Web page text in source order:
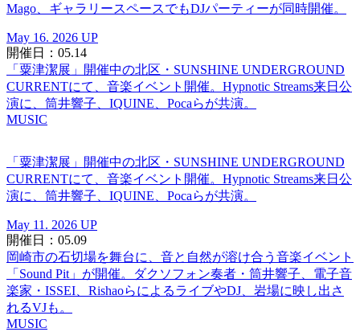
Mago、ギャラリースペースでもDJパーティーが同時開催。
May 16. 2026 UP
開催日：05.14
「粟津潔展」開催中の北区・SUNSHINE UNDERGROUND
CURRENTにて、音楽イベント開催。Hypnotic Streams来日公
演に、筒井響子、IQUINE、Pocaらが共演。
MUSIC
「粟津潔展」開催中の北区・SUNSHINE UNDERGROUND
CURRENTにて、音楽イベント開催。Hypnotic Streams来日公
演に、筒井響子、IQUINE、Pocaらが共演。
May 11. 2026 UP
開催日：05.09
岡崎市の石切場を舞台に、音と自然が溶け合う音楽イベント
「Sound Pit」が開催。ダクソフォン奏者・筒井響子、電子音
楽家・ISSEI、RishaoらによるライブやDJ、岩場に映し出さ
れるVJも。
MUSIC